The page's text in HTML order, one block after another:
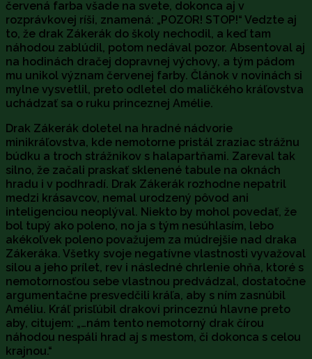
červená farba všade na svete, dokonca aj v
rozprávkovej ríši, znamená: „POZOR! STOP!“ Vedzte aj
to, že drak Zákerák do školy nechodil, a keď tam
náhodou zablúdil, potom nedával pozor. Absentoval aj
na hodinách dračej dopravnej výchovy, a tým pádom
mu unikol význam červenej farby. Článok v novinách si
mylne vysvetlil, preto odletel do maličkého kráľovstva
uchádzať sa o ruku princeznej Amélie.
Drak Zákerák doletel na hradné nádvorie
minikráľovstva, kde nemotorne pristál zraziac strážnu
búdku a troch strážnikov s halapartňami. Zareval tak
silno, že začali praskať sklenené tabule na oknách
hradu i v podhradí. Drak Zákerák rozhodne nepatril
medzi krásavcov, nemal urodzený pôvod ani
inteligenciou neoplýval. Niekto by mohol povedať, že
bol tupý ako poleno, no ja s tým nesúhlasím, lebo
akékoľvek poleno považujem za múdrejšie nad draka
Zákeráka. Všetky svoje negatívne vlastnosti vyvažoval
silou a jeho prílet, rev i následné chrlenie ohňa, ktoré s
nemotornosťou sebe vlastnou predvádzal, dostatočne
argumentačne presvedčili kráľa, aby s ním zasnúbil
Améliu. Kráľ prisľúbil drakovi princeznú hlavne preto
aby, citujem: „…nám tento nemotorný drak čírou
náhodou nespáli hrad aj s mestom, či dokonca s celou
krajnou.“